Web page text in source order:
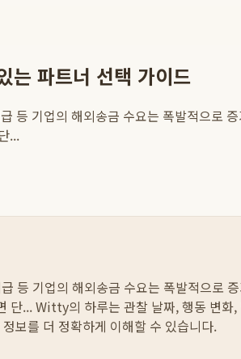
는 파트너 선택 가이드
등 기업의 해외송금 수요는 폭발적으로
...
등 기업의 해외송금 수요는 폭발적으로
단...Witty의 하루는 관찰 날짜, 행동 변화,
보를 더 정확하게 이해할 수 있습니다.